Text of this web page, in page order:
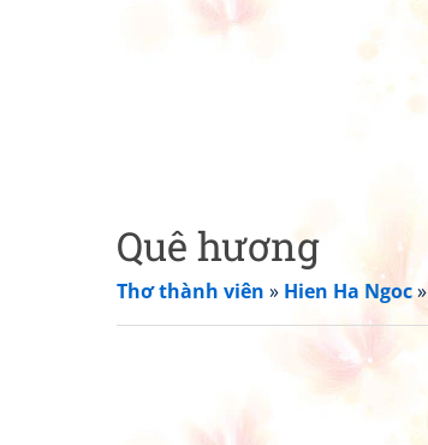
Quê hương
Thơ thành viên » Hien Ha Ngoc»